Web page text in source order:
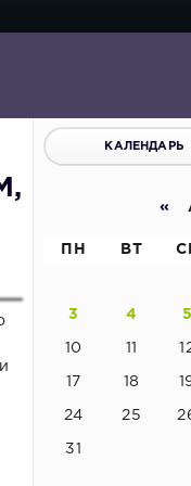
КАЛЕНДАРЬ
«
ПН ВТ
3 4 5
10 11
17 18
24 25
31